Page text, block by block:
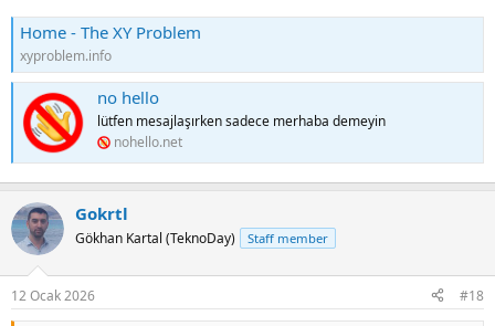
Home - The XY Problem
xyproblem.info
no hello
lütfen mesajlaşırken sadece merhaba demeyin
nohello.net
Gokrtl
Gökhan Kartal (TeknoDay) Staff member
12 Ocak 2026 #18